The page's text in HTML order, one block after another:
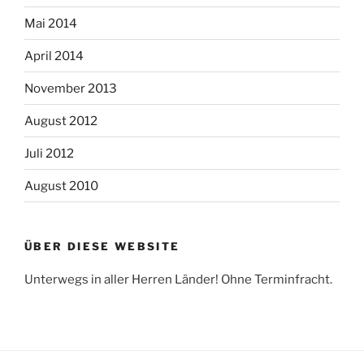
Mai 2014
April 2014
November 2013
August 2012
Juli 2012
August 2010
ÜBER DIESE WEBSITE
Unterwegs in aller Herren Länder! Ohne Terminfracht.